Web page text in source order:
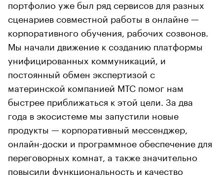
портфолио уже был ряд сервисов для разных
сценариев совместной работы в онлайне —
корпоративного обучения, рабочих созвонов.
Мы начали движение к созданию платформы
унифицированных коммуникаций, и
постоянный обмен экспертизой с
материнской компанией МТС помог нам
быстрее приближаться к этой цели. За два
года в экосистеме мы запустили новые
продукты — корпоративный мессенджер,
онлайн-доски и программное обеспечение для
переговорных комнат, а также значительно
повысили функциональность и качество